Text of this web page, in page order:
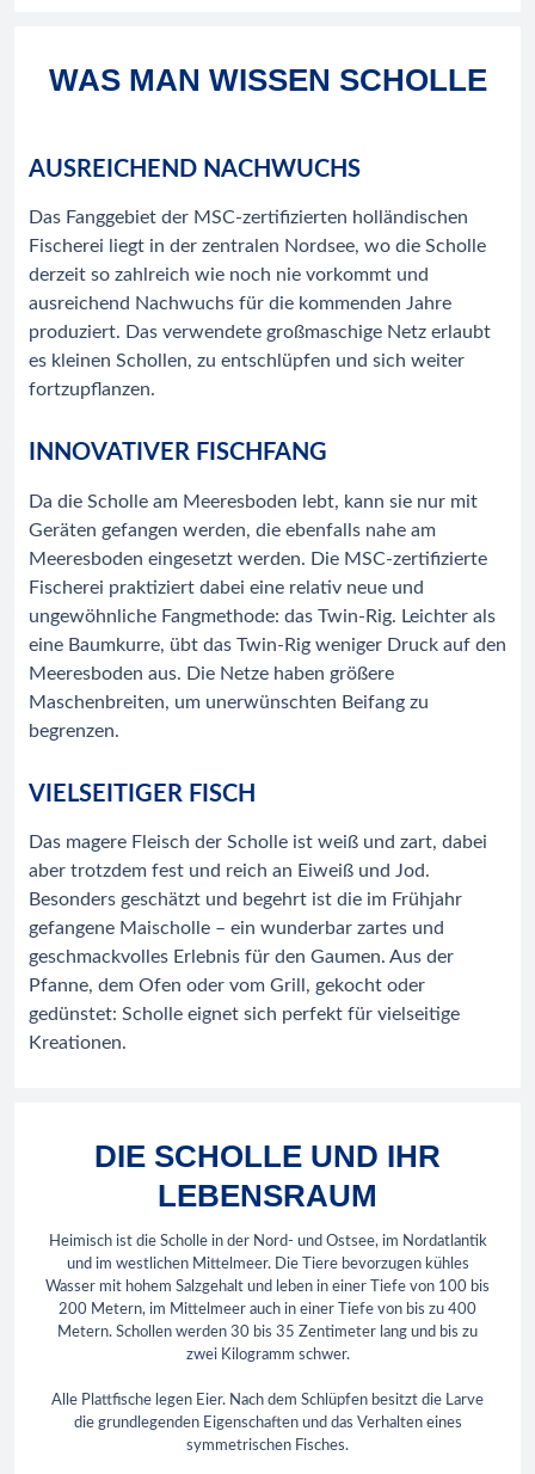
WAS MAN WISSEN SCHOLLE
AUSREICHEND NACHWUCHS
Das Fanggebiet der MSC-zertifizierten holländischen
Fischerei liegt in der zentralen Nordsee, wo die Scholle
derzeit so zahlreich wie noch nie vorkommt und
ausreichend Nachwuchs für die kommenden Jahre
produziert. Das verwendete großmaschige Netz erlaubt
es kleinen Schollen, zu entschlüpfen und sich weiter
fortzupflanzen.
INNOVATIVER FISCHFANG
Da die Scholle am Meeresboden lebt, kann sie nur mit
Geräten gefangen werden, die ebenfalls nahe am
Meeresboden eingesetzt werden. Die MSC-zertifizierte
Fischerei praktiziert dabei eine relativ neue und
ungewöhnliche Fangmethode: das Twin-Rig. Leichter als
eine Baumkurre, übt das Twin-Rig weniger Druck auf den
Meeresboden aus. Die Netze haben größere
Maschenbreiten, um unerwünschten Beifang zu
begrenzen.
VIELSEITIGER FISCH
Das magere Fleisch der Scholle ist weiß und zart, dabei
aber trotzdem fest und reich an Eiweiß und Jod.
Besonders geschätzt und begehrt ist die im Frühjahr
gefangene Maischolle – ein wunderbar zartes und
geschmackvolles Erlebnis für den Gaumen. Aus der
Pfanne, dem Ofen oder vom Grill, gekocht oder
gedünstet: Scholle eignet sich perfekt für vielseitige
Kreationen.
DIE SCHOLLE UND IHR
LEBENSRAUM
Heimisch ist die Scholle in der Nord- und Ostsee, im Nordatlantik
und im westlichen Mittelmeer. Die Tiere bevorzugen kühles
Wasser mit hohem Salzgehalt und leben in einer Tiefe von 100 bis
200 Metern, im Mittelmeer auch in einer Tiefe von bis zu 400
Metern. Schollen werden 30 bis 35 Zentimeter lang und bis zu
zwei Kilogramm schwer.
Alle Plattfische legen Eier. Nach dem Schlüpfen besitzt die Larve
die grundlegenden Eigenschaften und das Verhalten eines
symmetrischen Fisches.